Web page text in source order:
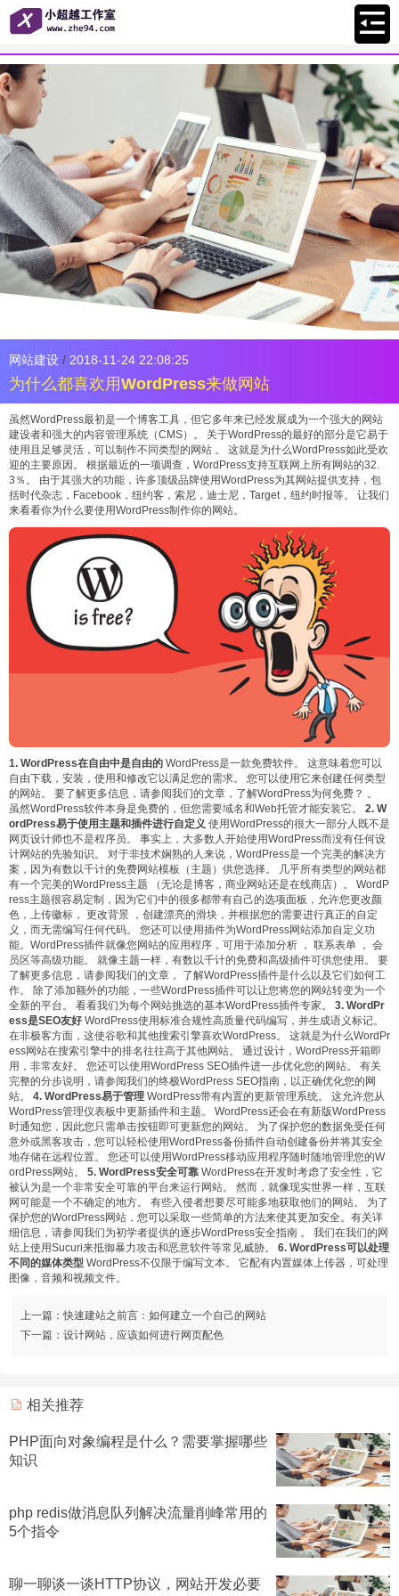
网站建设 / 2018-11-24 22:08:25
为什么都喜欢用WordPress来做网站
虽然WordPress最初是一个博客工具，但它多年来已经发展成为一个强大的网站
建设者和强大的内容管理系统（CMS）。 关于WordPress的最好的部分是它易于
使用且足够灵活，可以制作不同类型的网站 。 这就是为什么WordPress如此受欢
迎的主要原因。 根据最近的一项调查，WordPress支持互联网上所有网站的32.
3％。 由于其强大的功能，许多顶级品牌使用WordPress为其网站提供支持，包
括时代杂志，Facebook，纽约客，索尼，迪士尼，Target，纽约时报等。 让我们
来看看你为什么要使用WordPress制作你的网站。
1. WordPress在自由中是自由的 WordPress是一款免费软件。 这意味着您可以
自由下载，安装，使用和修改它以满足您的需求。 您可以使用它来创建任何类型
的网站。 要了解更多信息，请参阅我们的文章，了解WordPress为何免费？ 。
虽然WordPress软件本身是免费的，但您需要域名和Web托管才能安装它。 2. W
ordPress易于使用主题和插件进行自定义 使用WordPress的很大一部分人既不是
网页设计师也不是程序员。 事实上，大多数人开始使用WordPress而没有任何设
计网站的先验知识。 对于非技术娴熟的人来说，WordPress是一个完美的解决方
案，因为有数以千计的免费网站模板（主题）供您选择。 几乎所有类型的网站都
有一个完美的WordPress主题 （无论是博客，商业网站还是在线商店）。 WordP
ress主题很容易定制，因为它们中的很多都带有自己的选项面板，允许您更改颜
色，上传徽标， 更改背景 ，创建漂亮的滑块，并根据您的需要进行真正的自定
义，而无需编写任何代码。 您还可以使用插件为WordPress网站添加自定义功
能。WordPress插件就像您网站的应用程序，可用于添加分析 ， 联系表单 ， 会
员区等高级功能。 就像主题一样，有数以千计的免费和高级插件可供您使用。 要
了解更多信息，请参阅我们的文章， 了解WordPress插件是什么以及它们如何工
作。 除了添加额外的功能，一些WordPress插件可以让您将您的网站转变为一个
全新的平台。 看看我们为每个网站挑选的基本WordPress插件专家。 3. WordPr
ess是SEO友好 WordPress使用标准合规性高质量代码编写，并生成语义标记。
在非极客方面，这使谷歌和其他搜索引擎喜欢WordPress。 这就是为什么WordPr
ess网站在搜索引擎中的排名往往高于其他网站。 通过设计，WordPress开箱即
用，非常友好。 您还可以使用WordPress SEO插件进一步优化您的网站。 有关
完整的分步说明，请参阅我们的终极WordPress SEO指南，以正确优化您的网
站。 4. WordPress易于管理 WordPress带有内置的更新管理系统。 这允许您从
WordPress管理仪表板中更新插件和主题。 WordPress还会在有新版WordPress
时通知您，因此您只需单击按钮即可更新您的网站。 为了保护您的数据免受任何
意外或黑客攻击，您可以轻松使用WordPress备份插件自动创建备份并将其安全
地存储在远程位置。 您还可以使用WordPress移动应用程序随时随地管理您的W
ordPress网站。 5. WordPress安全可靠 WordPress在开发时考虑了安全性，它
被认为是一个非常安全可靠的平台来运行网站。 然而，就像现实世界一样，互联
网可能是一个不确定的地方。 有些入侵者想要尽可能多地获取他们的网站。 为了
保护您的WordPress网站，您可以采取一些简单的方法来使其更加安全。有关详
细信息，请参阅我们为初学者提供的逐步WordPress安全指南 。 我们在我们的网
站上使用Sucuri来抵御暴力攻击和恶意软件等常见威胁。 6. WordPress可以处理
不同的媒体类型 WordPress不仅限于编写文本。 它配有内置媒体上传器，可处理
图像，音频和视频文件。
上一篇：快速建站之前言：如何建立一个自己的网站
下一篇： 设计网站，应该如何进行网页配色
相关推荐
PHP面向对象编程是什么？需要掌握哪些
知识
php redis做消息队列解决流量削峰常用的
5个指令
聊一聊谈一谈HTTP协议，网站开发必要